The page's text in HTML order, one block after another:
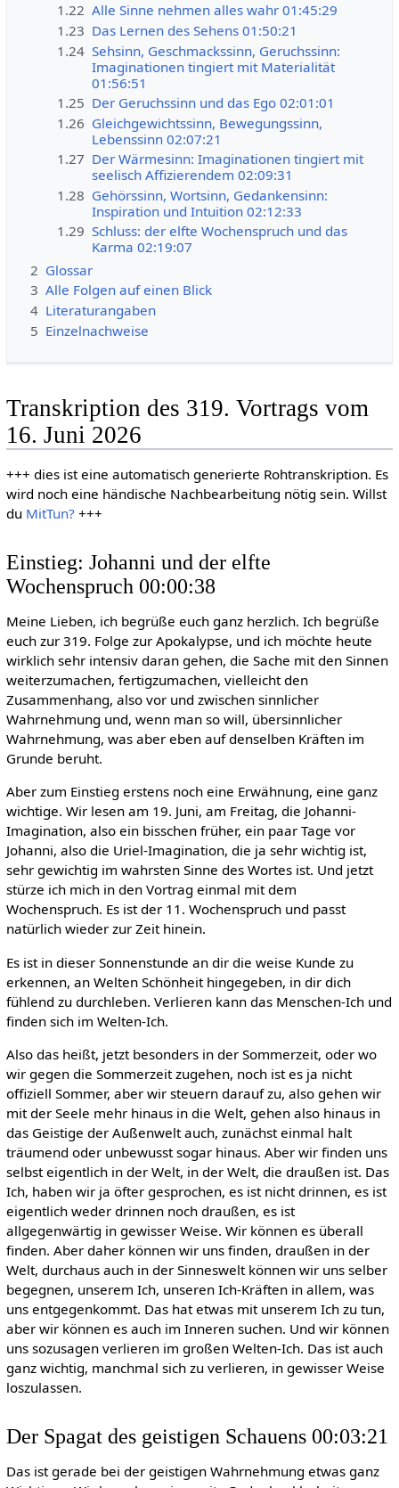
1.22 Alle Sinne nehmen alles wahr 01:45:29
1.23 Das Lernen des Sehens 01:50:21
1.24 Sehsinn, Geschmackssinn, Geruchssinn:
Imaginationen tingiert mit Materialität
01:56:51
1.25 Der Geruchssinn und das Ego 02:01:01
1.26 Gleichgewichtssinn, Bewegungssinn,
Lebenssinn 02:07:21
1.27 Der Wärmesinn: Imaginationen tingiert mit
seelisch Affizierendem 02:09:31
1.28 Gehörssinn, Wortsinn, Gedankensinn:
Inspiration und Intuition 02:12:33
1.29 Schluss: der elfte Wochenspruch und das
Karma 02:19:07
2 Glossar
3 Alle Folgen auf einen Blick
4 Literaturangaben
5 Einzelnachweise
Transkription des 319. Vortrags vom
16. Juni 2026
+++ dies ist eine automatisch generierte Rohtranskription. Es
wird noch eine händische Nachbearbeitung nötig sein. Willst
du MitTun?+++
Einstieg: Johanni und der elfte
Wochenspruch 00:00:38
Meine Lieben, ich begrüße euch ganz herzlich. Ich begrüße
euch zur 319. Folge zur Apokalypse, und ich möchte heute
wirklich sehr intensiv daran gehen, die Sache mit den Sinnen
weiterzumachen, fertigzumachen, vielleicht den
Zusammenhang, also vor und zwischen sinnlicher
Wahrnehmung und, wenn man so will, übersinnlicher
Wahrnehmung, was aber eben auf denselben Kräften im
Grunde beruht.
Aber zum Einstieg erstens noch eine Erwähnung, eine ganz
wichtige. Wir lesen am 19. Juni, am Freitag, die Johanni-
Imagination, also ein bisschen früher, ein paar Tage vor
Johanni, also die Uriel-Imagination, die ja sehr wichtig ist,
sehr gewichtig im wahrsten Sinne des Wortes ist. Und jetzt
stürze ich mich in den Vortrag einmal mit dem
Wochenspruch. Es ist der 11. Wochenspruch und passt
natürlich wieder zur Zeit hinein.
Es ist in dieser Sonnenstunde an dir die weise Kunde zu
erkennen, an Welten Schönheit hingegeben, in dir dich
fühlend zu durchleben. Verlieren kann das Menschen-Ich und
finden sich im Welten-Ich.
Also das heißt, jetzt besonders in der Sommerzeit, oder wo
wir gegen die Sommerzeit zugehen, noch ist es ja nicht
offiziell Sommer, aber wir steuern darauf zu, also gehen wir
mit der Seele mehr hinaus in die Welt, gehen also hinaus in
das Geistige der Außenwelt auch, zunächst einmal halt
träumend oder unbewusst sogar hinaus. Aber wir finden uns
selbst eigentlich in der Welt, in der Welt, die draußen ist. Das
Ich, haben wir ja öfter gesprochen, es ist nicht drinnen, es ist
eigentlich weder drinnen noch draußen, es ist
allgegenwärtig in gewisser Weise. Wir können es überall
finden. Aber daher können wir uns finden, draußen in der
Welt, durchaus auch in der Sinneswelt können wir uns selber
begegnen, unserem Ich, unseren Ich-Kräften in allem, was
uns entgegenkommt. Das hat etwas mit unserem Ich zu tun,
aber wir können es auch im Inneren suchen. Und wir können
uns sozusagen verlieren im großen Welten-Ich. Das ist auch
ganz wichtig, manchmal sich zu verlieren, in gewisser Weise
loszulassen.
Der Spagat des geistigen Schauens 00:03:21
Das ist gerade bei der geistigen Wahrnehmung etwas ganz